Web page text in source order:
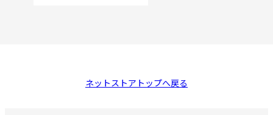
ネットストアトップへ戻る